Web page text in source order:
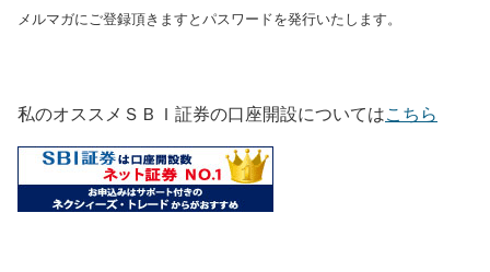
メルマガにご登録頂きますとパスワードを発行いたします。
私のオススメＳＢＩ証券の口座開設についてはこちら